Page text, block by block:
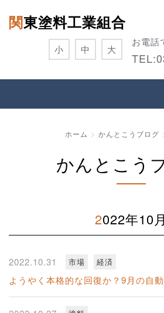
関東塗料工業組合
お電話
TEL:
小 中 大
ホーム かんとこうブログ
かんとこう
2022年10月
2022.10.31 市場 経済
ようやく本格的な回復か？9月の自